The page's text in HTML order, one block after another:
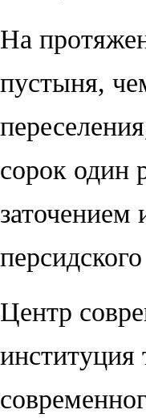
На
пустыня,
сорок один
заточением
Центр
институция